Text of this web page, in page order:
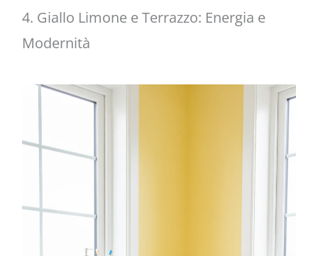
4. Giallo Limone e Terrazzo: Energia e
Modernità